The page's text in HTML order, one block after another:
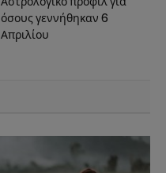
όσους γεννήθηκαν 6
Απριλίου